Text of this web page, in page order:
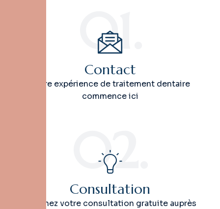
01.
Contact
Votre expérience de traitement dentaire
commence ici
02.
Consultation
Obtenez votre consultation gratuite auprès